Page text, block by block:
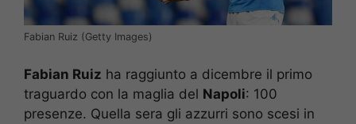
Fabian Ruiz (Getty Images)
Fabian Ruiz ha raggiunto a dicembre il primo
traguardo con la maglia del Napoli: 100
presenze. Quella sera gli azzurri sono scesi in